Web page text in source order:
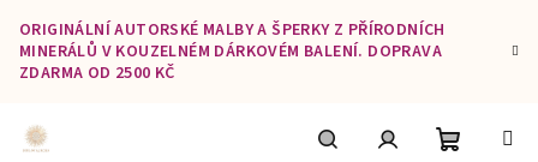
obsah
ORIGINÁLNÍ AUTORSKÉ MALBY A ŠPERKY Z PŘÍRODNÍCH
MINERÁLŮ V KOUZELNÉM DÁRKOVÉM BALENÍ. DOPRAVA
ZDARMA OD 2500 KČ